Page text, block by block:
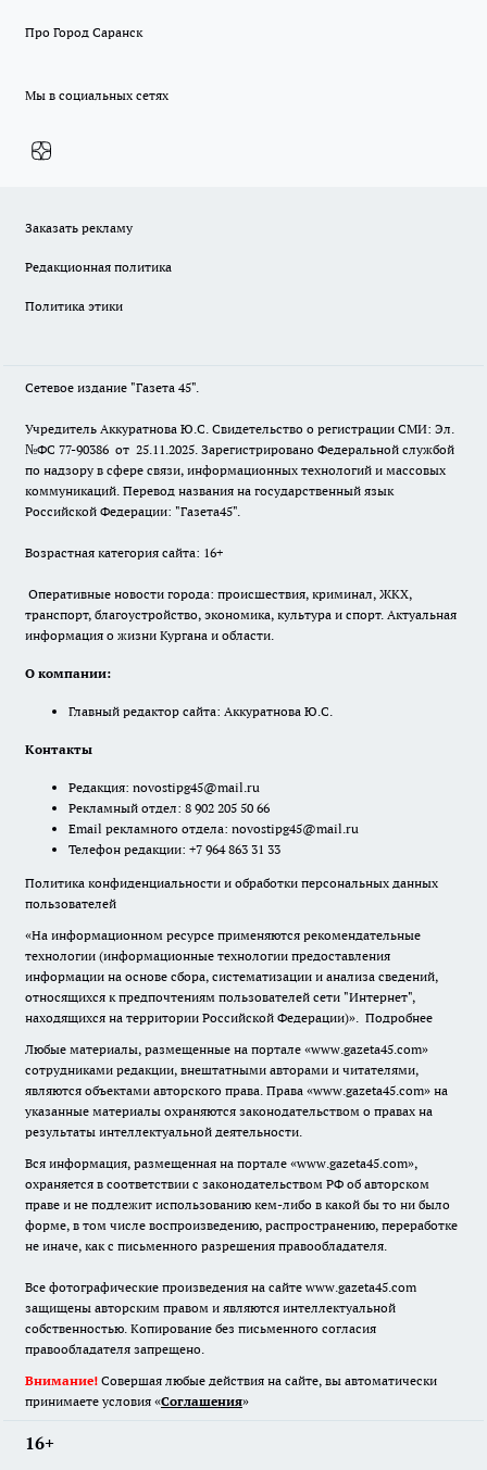
Про Город Саранск
Мы в социальных сетях
Заказать рекламу
Редакционная политика
Политика этики
Сетевое издание "Газета 45".
Учредитель Аккуратнова Ю.С. Свидетельство о регистрации СМИ: Эл.
№ФС 77-90386 от 25.11.2025. Зарегистрировано Федеральной службой
по надзору в сфере связи, информационных технологий и массовых
коммуникаций. Перевод названия на государственный язык
Российской Федерации: "Газета45".
Возрастная категория сайта: 16+
Оперативные новости города: происшествия, криминал, ЖКХ,
транспорт, благоустройство, экономика, культура и спорт. Актуальная
информация о жизни Кургана и области.
О компании:
Главный редактор сайта: Аккуратнова Ю.С.
Контакты
Редакция: novostipg45@mail.ru
Рекламный отдел: 8 902 205 50 66
Email рекламного отдела: novostipg45@mail.ru
Телефон редакции: +7 964 863 31 33
Политика конфиденциальности и обработки персональных данных
пользователей
«На информационном ресурсе применяются рекомендательные
технологии (информационные технологии предоставления
информации на основе сбора, систематизации и анализа сведений,
относящихся к предпочтениям пользователей сети "Интернет",
находящихся на территории Российской Федерации)». Подробнее
Любые материалы, размещенные на портале «www.gazeta45.com»
сотрудниками редакции, внештатными авторами и читателями,
являются объектами авторского права. Права «www.gazeta45.com» на
указанные материалы охраняются законодательством о правах на
результаты интеллектуальной деятельности.
Вся информация, размещенная на портале «www.gazeta45.com»,
охраняется в соответствии с законодательством РФ об авторском
праве и не подлежит использованию кем-либо в какой бы то ни было
форме, в том числе воспроизведению, распространению, переработке
не иначе, как с письменного разрешения правообладателя.
Все фотографические произведения на сайте www.gazeta45.com
защищены авторским правом и являются интеллектуальной
собственностью. Копирование без письменного согласия
правообладателя запрещено.
Внимание! Совершая любые действия на сайте, вы автоматически
принимаете условия «Cоглашения»
16+